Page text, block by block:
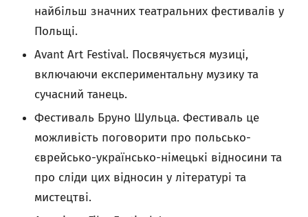
найбільш значних театральних фестивалів у
Польщі.
Avant Art Festival. Посвячується музиці,
включаючи експериментальну музику та
сучасний танець.
Фестиваль Бруно Шульца. Фестиваль це
можливість поговорити про польсько-
єврейсько-українсько-німецькі відносини та
про сліди цих відносин у літературі та
мистецтві.